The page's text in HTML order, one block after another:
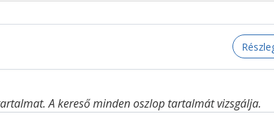
A kereső minden oszlop tartalmát vizsgálja.